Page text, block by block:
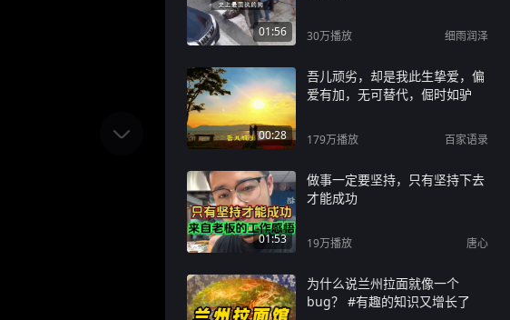
01:56 30万播放 细雨润泽
00:28
吾儿顽劣，却是我此生挚爱，偏
爱有加，无可替代，倔时如驴
179万播放 百家语录
01:53
做事一定要坚持，只有坚持下去
才能成功
19万播放 唐心
为什么说兰州拉面就像一个
bug？ #有趣的知识又增长了